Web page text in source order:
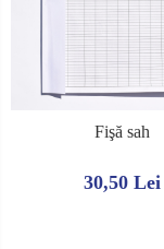
Fişă sah
30,50 Lei